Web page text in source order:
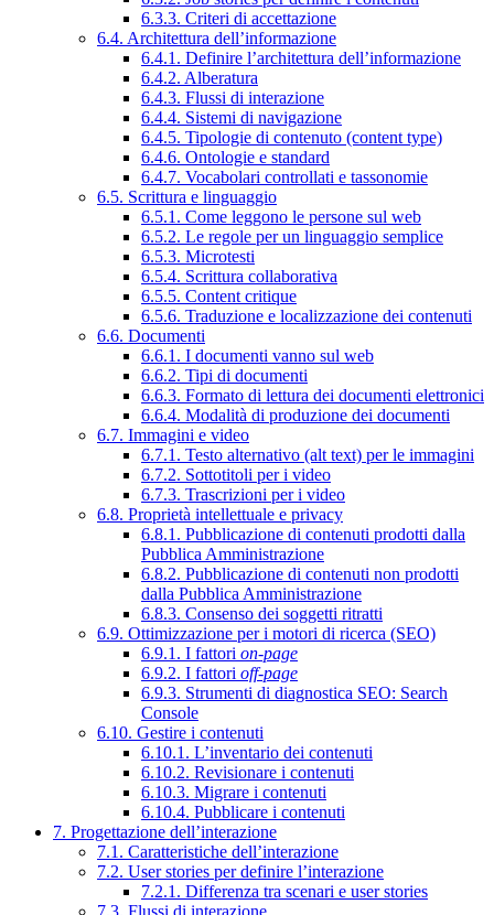
6.3.3. Criteri di accettazione
6.4. Architettura dell’informazione
6.4.1. Definire l’architettura dell’informazione
6.4.2. Alberatura
6.4.3. Flussi di interazione
6.4.4. Sistemi di navigazione
6.4.5. Tipologie di contenuto (content type)
6.4.6. Ontologie e standard
6.4.7. Vocabolari controllati e tassonomie
6.5. Scrittura e linguaggio
6.5.1. Come leggono le persone sul web
6.5.2. Le regole per un linguaggio semplice
6.5.3. Microtesti
6.5.4. Scrittura collaborativa
6.5.5. Content critique
6.5.6. Traduzione e localizzazione dei contenuti
6.6. Documenti
6.6.1. I documenti vanno sul web
6.6.2. Tipi di documenti
6.6.3. Formato di lettura dei documenti elettronici
6.6.4. Modalità di produzione dei documenti
6.7. Immagini e video
6.7.1. Testo alternativo (alt text) per le immagini
6.7.2. Sottotitoli per i video
6.7.3. Trascrizioni per i video
6.8. Proprietà intellettuale e privacy
6.8.1. Pubblicazione di contenuti prodotti dalla
Pubblica Amministrazione
6.8.2. Pubblicazione di contenuti non prodotti
dalla Pubblica Amministrazione
6.8.3. Consenso dei soggetti ritratti
6.9. Ottimizzazione per i motori di ricerca (SEO)
6.9.1. I fattori on-page
6.9.2. I fattori off-page
6.9.3. Strumenti di diagnostica SEO: Search
Console
6.10. Gestire i contenuti
6.10.1. L’inventario dei contenuti
6.10.2. Revisionare i contenuti
6.10.3. Migrare i contenuti
6.10.4. Pubblicare i contenuti
7. Progettazione dell’interazione
7.1. Caratteristiche dell’interazione
7.2. User stories per definire l’interazione
7.2.1. Differenza tra scenari e user stories
7.3. Flussi di interazione